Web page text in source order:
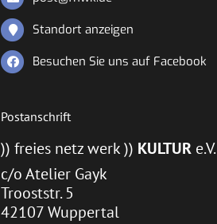
Standort anzeigen
Besuchen Sie uns auf Facebook
Postanschrift
)) freies netz werk )) KULTUR e.V.
c/o Atelier Gayk
Trooststr. 5
42107 Wuppertal